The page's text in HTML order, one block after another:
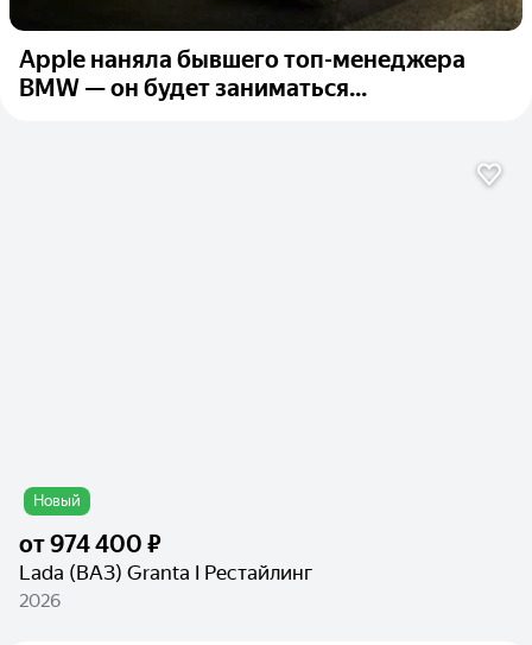
Apple наняла бывшего топ-менеджера
BMW — он будет заниматься...
Новый
от974 400 ₽
Lada (ВАЗ) Granta I Рестайлинг
2026